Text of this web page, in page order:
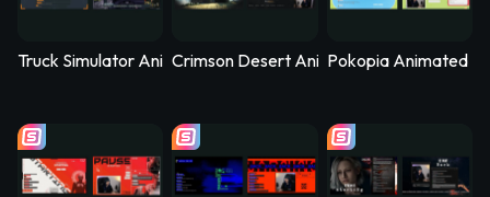
Truck Simulator Animated Stream Overlay – Logistica
Crimson Desert Animated Stream
Pokopia Animated